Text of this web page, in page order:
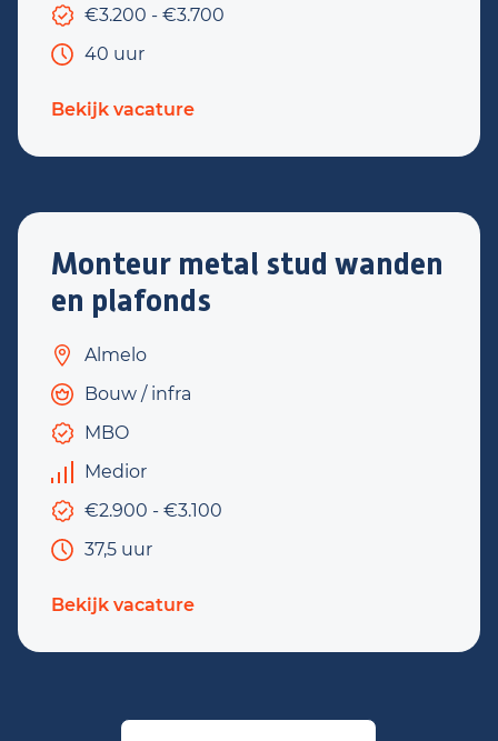
€3.200 - €3.700
40 uur
Bekijk vacature
Monteur metal stud wanden
en plafonds
Almelo
Bouw / infra
MBO
Medior
€2.900 - €3.100
37,5 uur
Bekijk vacature